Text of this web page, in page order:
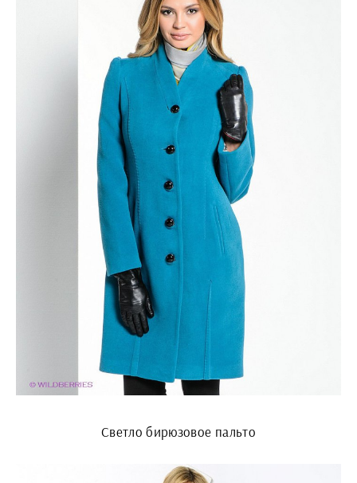
Светло бирюзовое пальто